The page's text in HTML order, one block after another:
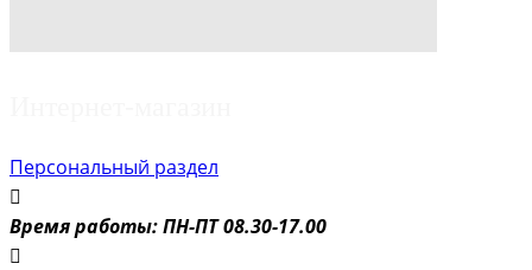
Персональный раздел
Время работы: ПН-ПТ 08.30-17.00